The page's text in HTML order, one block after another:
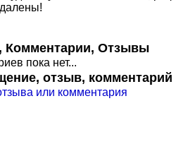
Комментарии, Отзывы
пока нет...
отзыв, комментарий
или комментария